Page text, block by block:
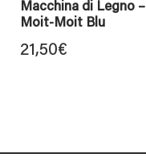
Macchina di Legno –
Moit-Moit Blu
21,50€